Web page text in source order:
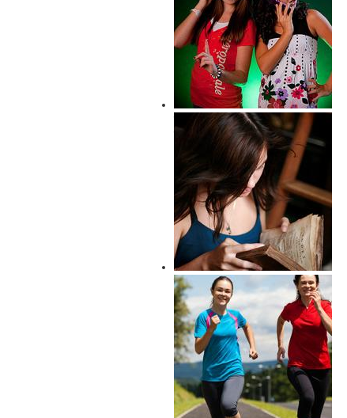
किशोरावस्था- समय भटकने का या
सम्भलने का?
बेटी की किताब में प्रेमपत्र